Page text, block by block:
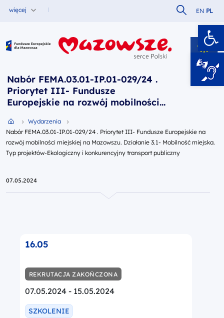
więcej Szukaj w
EN PL
Fundusze Europejskie dla Mazowsza
Nabór FEMA.03.01-IP.01-029/24 .
Priorytet III- Fundusze
Europejskie na rozwój mobilności
3.1- Mobilność miejska. Typ
projektów-Ekologiczny i
konkurencyjny transport publiczny
Przejdź do strony głównej portalu
Wydarzenia
Nabór FEMA.03.01-IP.01-029/24 . Priorytet III- Fundusze Europejskie na
rozwój mobilności miejskiej na Mazowszu. Działanie 3.1- Mobilność miejska.
Typ projektów-Ekologiczny i konkurencyjny transport publiczny
07.05.2024
16.05
REKRUTACJA ZAKOŃCZONA
07.05.2024 - 15.05.2024
SZKOLENIE